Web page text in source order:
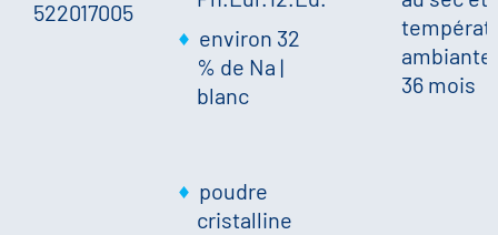
522017005
environ 32
% de Na |
blanc
36 mois
poudre
cristalline